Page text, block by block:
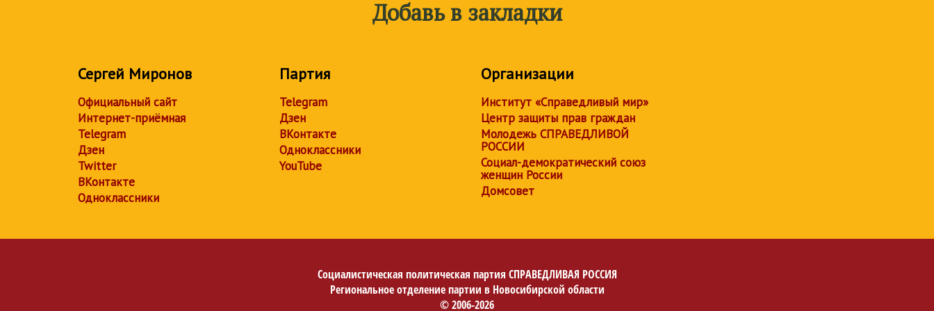
Добавь в закладки
Сергей Миронов
Официальный сайт
Интернет-приёмная
Telegram
Дзен
Twitter
ВКонтакте
Одноклассники
Партия
Telegram
Дзен
ВКонтакте
Одноклассники
YouTube
Организации
Институт «Справедливый мир»
Центр защиты прав граждан
Молодежь СПРАВЕДЛИВОЙ
РОССИИ
Социал-демократический союз
женщин России
Домсовет
Социалистическая политическая партия СПРАВЕДЛИВАЯ РОССИЯ
Региональное отделение партии в Новосибирской области
© 2006-2026